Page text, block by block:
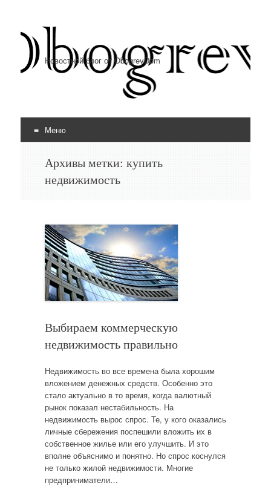
Новостной блог от ObogrevDom
Меню
Архивы метки: купить
недвижимость
Выбираем коммерческую
недвижимость правильно
Недвижимость во все времена была хорошим
вложением денежных средств. Особенно это
стало актуально в то время, когда валютный
рынок показал нестабильность. На
недвижимость вырос спрос. Те, у кого оказались
личные сбережения поспешили вложить их в
собственное жилье или его улучшить. И это
вполне объяснимо и понятно. Но спрос коснулся
не только жилой недвижимости. Многие
предприниматели…